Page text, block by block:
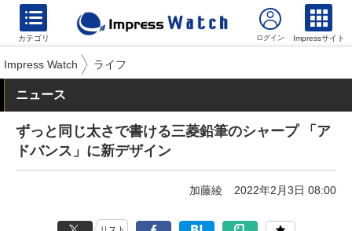
カテゴリ Impressサイト
Impress Watch ライフ
ニュース
ずっと同じ太さで書ける三菱鉛筆のシャープ 「ア
ドバンス」に新デザイン
加藤綾 2022年2月3日 08:00